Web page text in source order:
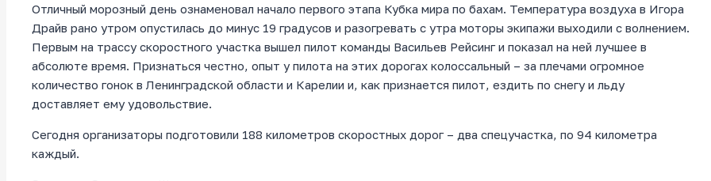
Отличный морозный день ознаменовал начало первого этапа Кубка мира по бахам. Температура воздуха в Игора
Драйв рано утром опустилась до минус 19 градусов и разогревать с утра моторы экипажи выходили с волнением.
Первым на трассу скоростного участка вышел пилот команды Васильев Рейсинг и показал на ней лучшее в
абсолюте время. Признаться честно, опыт у пилота на этих дорогах колоссальный – за плечами огромное
количество гонок в Ленинградской области и Карелии и, как признается пилот, ездить по снегу и льду
доставляет ему удовольствие.
Сегодня организаторы подготовили 188 километров скоростных дорог – два спецучастка, по 94 километра
каждый.